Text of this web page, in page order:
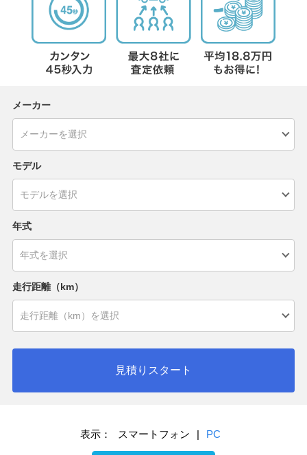
メーカー
モデル
年式
走行距離（km）
見積りスタート
表示： スマートフォン | PC